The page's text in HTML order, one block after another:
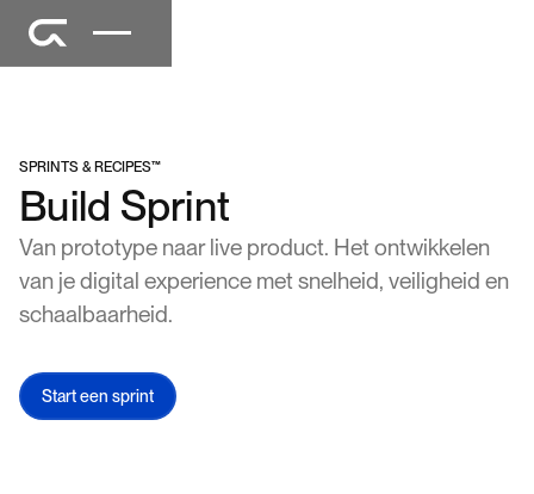
SPRINTS & RECIPES™
Build Sprint
Van prototype naar live product. Het ontwikkelen
van je digital experience met snelheid, veiligheid en
schaalbaarheid.
Start een sprint